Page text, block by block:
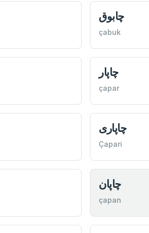
چابوق
çabuk
چاپار
çapar
چاپاری
Çapari
چاپان
çapan